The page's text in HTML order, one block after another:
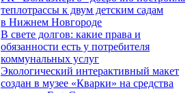
теплотрассы к двум детским садам
в Нижнем Новгороде
В свете долгов: какие права и
обязанности есть у потребителя
коммунальных услуг
Экологический интерактивный макет
создан в музее «Кварки» на средства